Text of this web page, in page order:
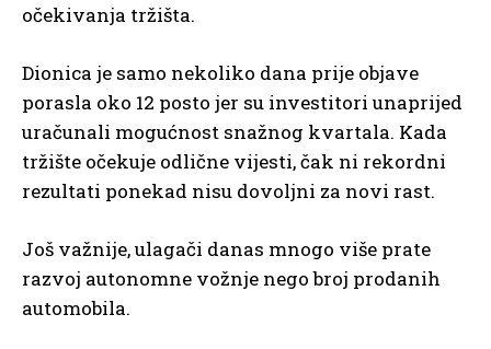
očekivanja tržišta.
Dionica je samo nekoliko dana prije objave
porasla oko 12 posto jer su investitori unaprijed
uračunali mogućnost snažnog kvartala. Kada
tržište očekuje odlične vijesti, čak ni rekordni
rezultati ponekad nisu dovoljni za novi rast.
Još važnije, ulagači danas mnogo više prate
razvoj autonomne vožnje nego broj prodanih
automobila.